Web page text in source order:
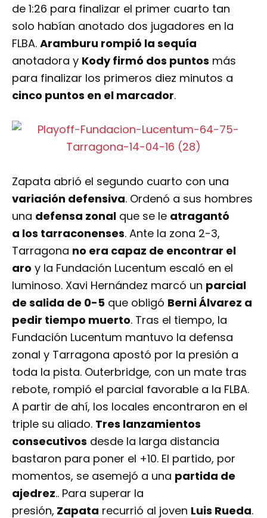
de 1:26 para finalizar el primer cuarto tan
solo habían anotado dos jugadores en la
FLBA. Aramburu rompió la sequía
anotadora y Kody firmó dos puntos más
para finalizar los primeros diez minutos a
cinco puntos en el marcador.
Zapata abrió el segundo cuarto con una
variación defensiva. Ordenó a sus hombres
una defensa zonal que se le atragantó
a los tarraconenses. Ante la zona 2-3,
Tarragona no era capaz de encontrar el
aro y la Fundación Lucentum escaló en el
luminoso. Xavi Hernández marcó un parcial
de salida de 0-5 que obligó Berni Álvarez a
pedir tiempo muerto. Tras el tiempo, la
Fundación Lucentum mantuvo la defensa
zonal y Tarragona apostó por la presión a
toda la pista. Outerbridge, con un mate tras
rebote, rompió el parcial favorable a la FLBA.
A partir de ahí, los locales encontraron en el
triple su aliado. Tres lanzamientos
consecutivos desde la larga distancia
bastaron para poner el +10. El partido, por
momentos, se asemejó a una partida de
ajedrez.. Para superar la
presión, Zapata recurrió al joven Luis Rueda.